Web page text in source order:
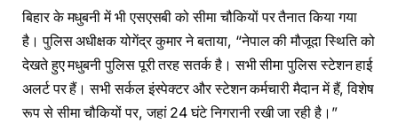
बिहार के मधुबनी में भी एसएसबी को सीमा चौकियों पर तैनात किया गया
है। पुलिस अधीक्षक योगेंद्र कुमार ने बताया, “नेपाल की मौजूदा स्थिति को
देखते हुए मधुबनी पुलिस पूरी तरह सतर्क है। सभी सीमा पुलिस स्टेशन हाई
अलर्ट पर हैं। सभी सर्कल इंस्पेक्टर और स्टेशन कर्मचारी मैदान में हैं, विशेष
रूप से सीमा चौकियों पर, जहां 24 घंटे निगरानी रखी जा रही है।”